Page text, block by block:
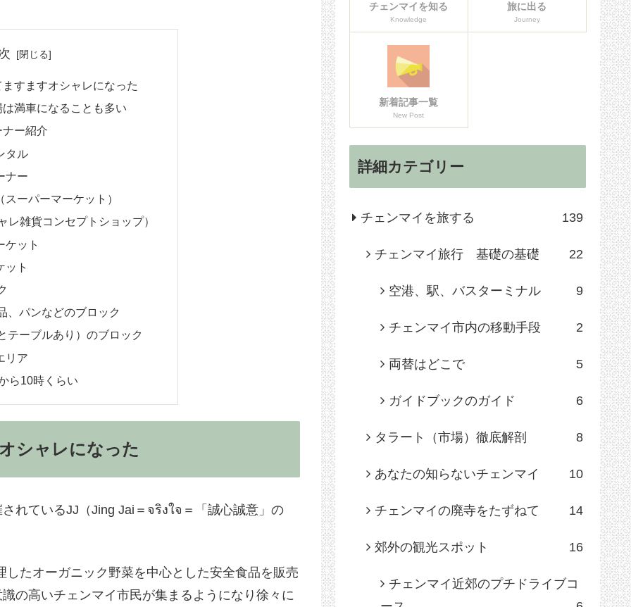
すますオシャレになった
満車になることも多い
ー紹介
タル
ナー
ーパーマーケット）
レ雑貨コンセプトショップ）
ケット
ット
、パンなどのブロック
テーブルあり）のブロック
リア
ら10時くらい
シャレになった
れているJJ（Jing Jai＝จริงใจ＝「誠心誠意」の
たオーガニック野菜を中心とした安全食品を販売
の高いチェンマイ市民が集まるようになり徐々に
チェンマイを知る
Knowledge
旅に出る
Journey
新着記事一覧
New Post
詳細カテゴリー
チェンマイを旅する 139
チェンマイ旅行 基礎の基礎 22
空港、駅、バスターミナル 9
チェンマイ市内の移動手段 2
両替はどこで 5
ガイドブックのガイド 6
タラート（市場）徹底解剖 8
あなたの知らないチェンマイ 10
チェンマイの廃寺をたずねて 14
郊外の観光スポット 16
チェンマイ近郊のプチドライブコ